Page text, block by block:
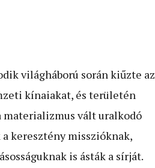
világháború során kiűzte az
kínaiakat, és területén
vált uralkodó
keresztény misszióknak,
is ásták a sírját.